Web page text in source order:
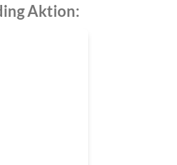
Aktion: